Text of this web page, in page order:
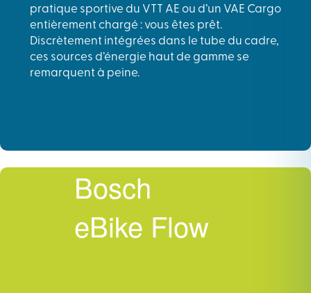
pratique sportive du VTT AE ou d’un VAE Cargo
entièrement chargé : vous êtes prêt.
Discrètement intégrées dans le tube du cadre,
ces sources d’énergie haut de gamme se
remarquent à peine.
Bosch
eBike Flow